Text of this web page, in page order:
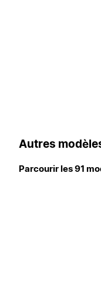
Autres
Parcourir les 91